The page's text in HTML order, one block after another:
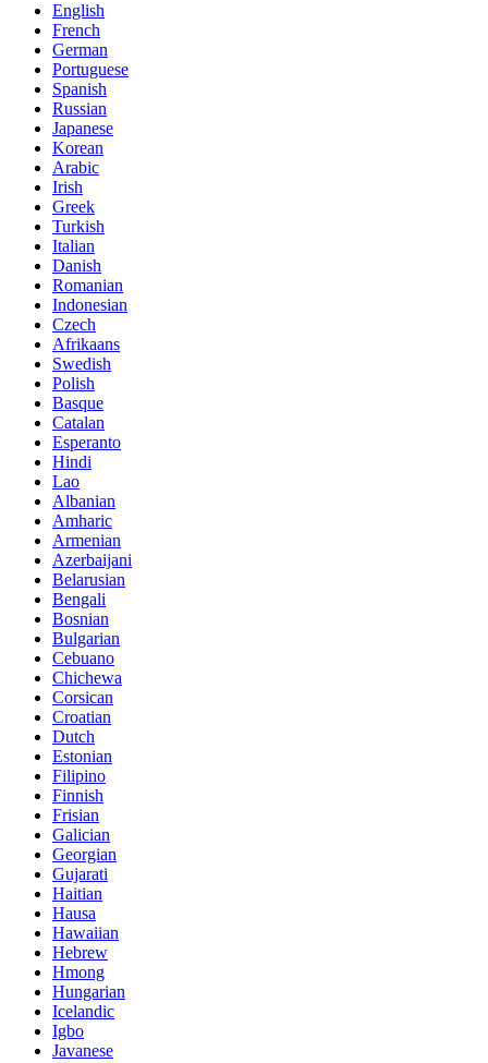
English
French
German
Portuguese
Spanish
Russian
Japanese
Korean
Arabic
Irish
Greek
Turkish
Italian
Danish
Romanian
Indonesian
Czech
Afrikaans
Swedish
Polish
Basque
Catalan
Esperanto
Hindi
Lao
Albanian
Amharic
Armenian
Azerbaijani
Belarusian
Bengali
Bosnian
Bulgarian
Cebuano
Chichewa
Corsican
Croatian
Dutch
Estonian
Filipino
Finnish
Frisian
Galician
Georgian
Gujarati
Haitian
Hausa
Hawaiian
Hebrew
Hmong
Hungarian
Icelandic
Igbo
Javanese